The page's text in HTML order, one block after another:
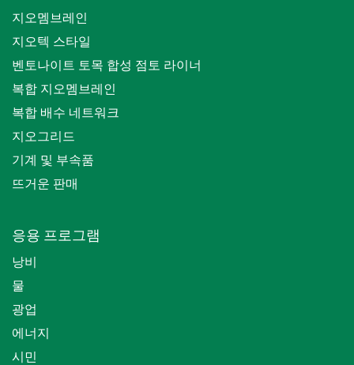
지오멤브레인
지오텍 스타일
벤토나이트 토목 합성 점토 라이너
복합 지오멤브레인
복합 배수 네트워크
지오그리드
기계 및 부속품
뜨거운 판매
응용 프로그램
낭비
물
광업
에너지
시민